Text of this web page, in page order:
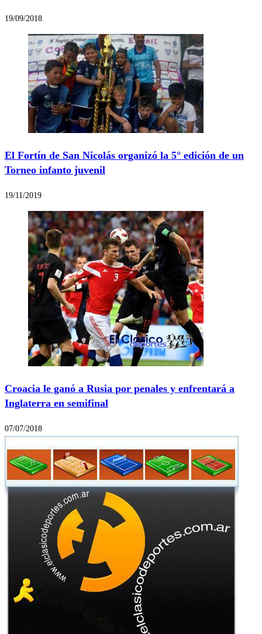
19/09/2018
El Fortín de San Nicolás organizó la 5° edición de un
Torneo infanto juvenil
19/11/2019
Croacia le ganó a Rusia por penales y enfrentará a
Inglaterra en semifinal
07/07/2018